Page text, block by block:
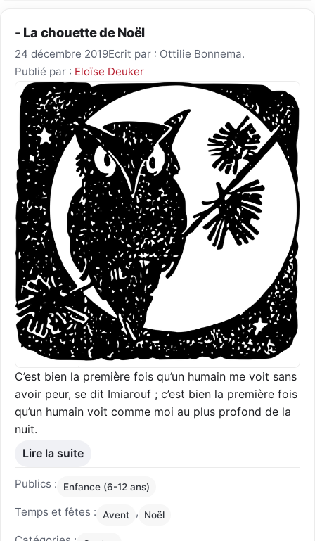
- La chouette de Noël
24 décembre 2019Ecrit par : Ottilie Bonnema.
Publié par : Eloïse Deuker
C’est bien la première fois qu’un humain me voit sans
avoir peur, se dit Imiarouf ; c’est bien la première fois
qu’un humain voit comme moi au plus profond de la
nuit.
Lire la suite
Publics : Enfance (6-12 ans)
Temps et fêtes : Avent , Noël